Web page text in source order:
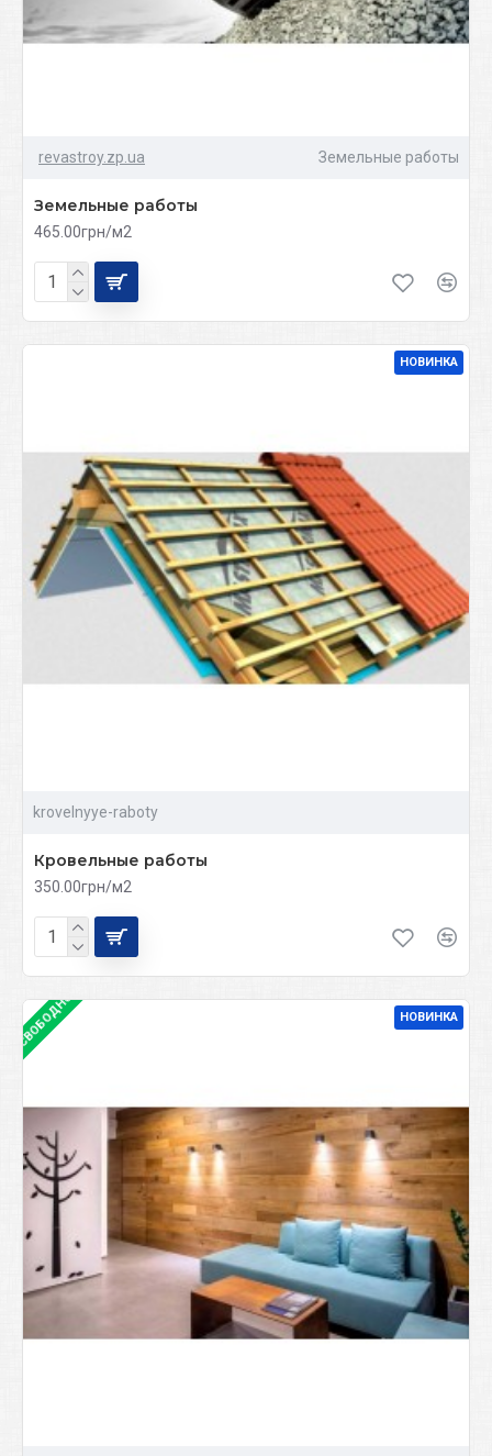
revastroy.zp.ua Земельные работы
Земельные работы
465.00грн/м2
НОВИНКА
krovelnyye-raboty
Кровельные работы
350.00грн/м2
НОВИНКА
СВОБОДНО